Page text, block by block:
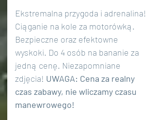
Ekstremalna przygoda i adrenalina!
Ciąganie na kole za motorówką.
Bezpieczne oraz efektowne
wyskoki. Do 4 osób na bananie za
jedną cenę. Niezapomniane
zdjęcia! UWAGA: Cena za realny
czas zabawy, nie wliczamy czasu
manewrowego!